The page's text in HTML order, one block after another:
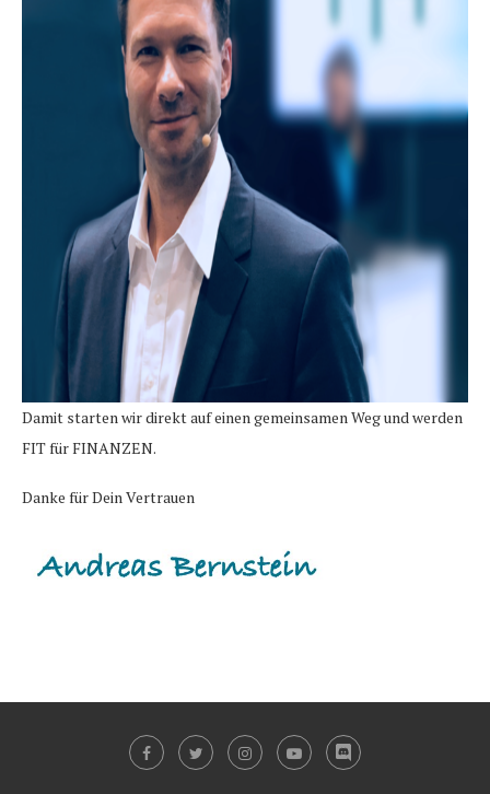
Damit starten wir direkt auf einen gemeinsamen Weg und werden
FIT für FINANZEN.
Danke für Dein Vertrauen